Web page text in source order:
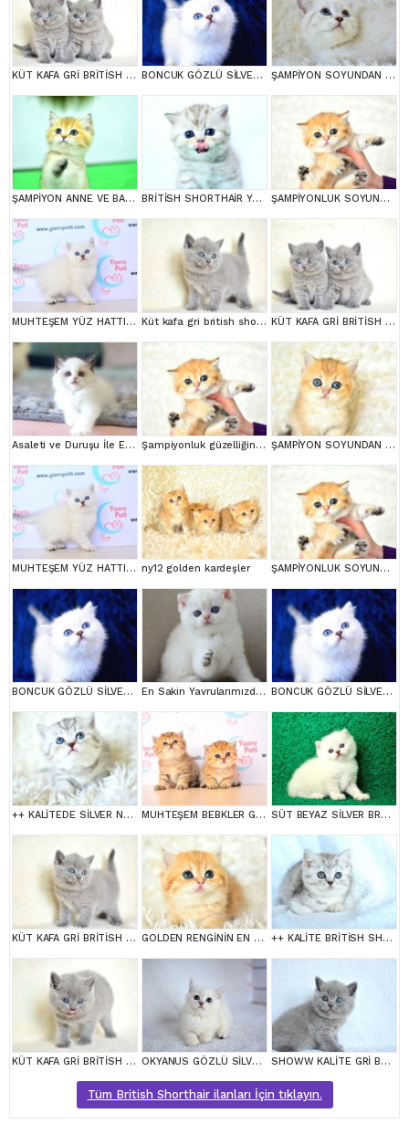
KÜT KAFA GRİ BRİTİSH SHORTHAİR YAVRULARIMIZ BONCUK GÖZLÜ SİLVER BRİTİSH SHORTHAİR NS1133 ŞAMPİYON SOYUNDAN LYNX BRİTİSH SHORTHAİR
ŞAMPİYON ANNE VE BABANI YAVRUSU NY11 GOLDEN BRİTİSH SHORTHAİR YAVRUMUZ BRİTİSH SHORTHAİR YAVRUMUZ ŞAMPİYONLUK SOYUNDAN NY11 GOLDEN BRİTİSH SHORTHAİR
MUHTEŞEM YÜZ HATTI SİLVER BRİTİSH SHORTHAİRNS1133 Küt kafa gri british shorthair yavrularımız KÜT KAFA GRİ BRİTİSH SHORTHAİR YAVRULARIMIZ
Asaleti ve Duruşu İle Eşsiz Güzellikte Ragdoll Şampiyonluk güzelliğinde ny11 golden british shorthair ŞAMPİYON SOYUNDAN NY11 GOLDEN BRİTİSH SHORTHAİR
MUHTEŞEM YÜZ HATTI SİLVER BRİTİSH SHORTHAİRNS1133 ny12 golden kardeşler ŞAMPİYONLUK SOYUNDAN NY11 GOLDEN BRİTİSH SHORTHAİR
BONCUK GÖZLÜ SİLVER BRİTİSH SHORTHAİR NS1133 En Sakin Yavrularımızdan NS1133 British Shorthair BONCUK GÖZLÜ SİLVER BRİTİSH SHORTHAİR NS1133
++ KALİTEDE SİLVER NS24 BRİTİSH SHORTHAİR MUHTEŞEM BEBKLER GOLDEN BRİTİSH SHORTHAİR SÜT BEYAZ SİLVER BRTİSH SHORTHAİR NS1133
KÜT KAFA GRİ BRİTİSH SHORTHAİR GOLDEN RENGİNİN EN GÜZEL TONU NY11 BRİTİSH SHORTHAİR ++ KALİTE BRİTİSH SHORTHAİR
KÜT KAFA GRİ BRİTİSH SHORTHAİR OKYANUS GÖZLÜ SİLVER POİNT BRİTİSH SHORTHAİR YAVRUMUZ SHOWW KALİTE GRİ BRİTİSH SHORTHAİR YAVRUMUZ
Tüm British Shorthair ilanları İçin tıklayın.